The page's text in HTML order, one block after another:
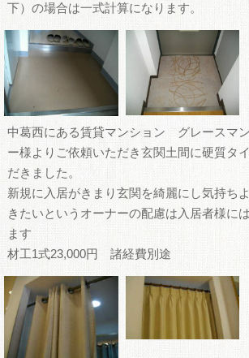
下）の場合は一式計算になります。
中葛西にある賃貸マンション グレースマ
ー様よりご依頼いただき玄関土間に硬質タ
だきました。
新規に入居がきまり玄関を綺麗にし気持ち
きたいというオーナーの配慮は入居者様に
ます
材工1式23,000円 諸経費別途